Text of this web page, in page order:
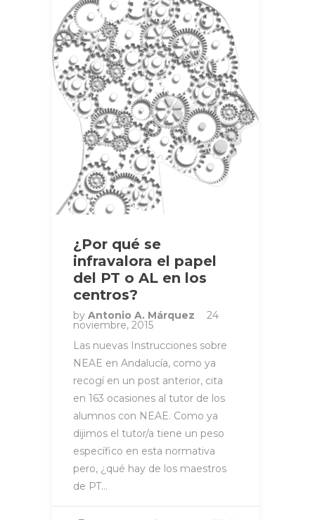
¿Por qué se
infravalora el papel
del PT o AL en los
centros?
by Antonio A. Márquez 24
noviembre, 2015
Las nuevas Instrucciones sobre
NEAE en Andalucía, como ya
recogí en un post anterior, cita
en 163 ocasiones al tutor de los
alumnos con NEAE. Como ya
dijimos el tutor/a tiene un peso
específico en esta normativa
pero, ¿qué hay de los maestros
de PT…